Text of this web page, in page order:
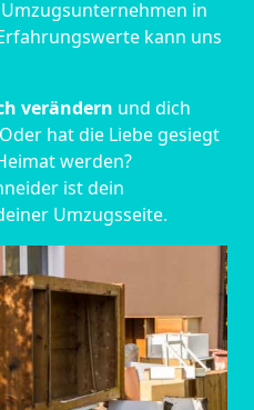
in
kann uns
verändern und dich
hat die Liebe gesiegt
werden?
ist dein
Umzugsseite.